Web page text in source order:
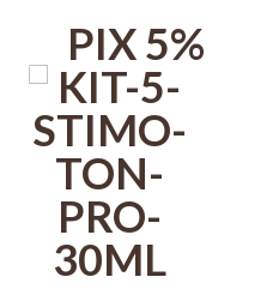
PIX 5%